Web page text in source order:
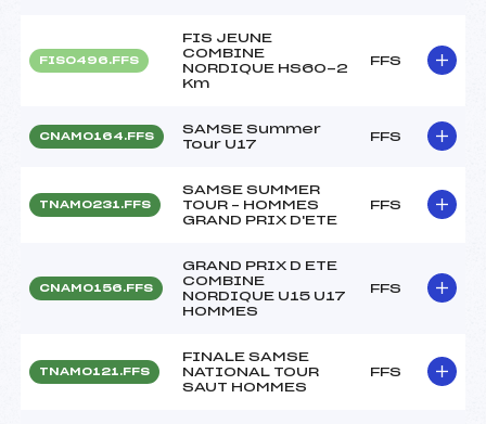
FIS0496.FFS
FIS JEUNE
COMBINE
NORDIQUE HS60-2
Km
FFS
CNAM0164.FFS
SAMSE Summer
Tour U17
FFS
TNAM0231.FFS
SAMSE SUMMER
TOUR – HOMMES
GRAND PRIX D'ETE
FFS
CNAM0156.FFS
GRAND PRIX D ETE
COMBINE
NORDIQUE U15 U17
HOMMES
FFS
TNAM0121.FFS
FINALE SAMSE
NATIONAL TOUR
SAUT HOMMES
FFS